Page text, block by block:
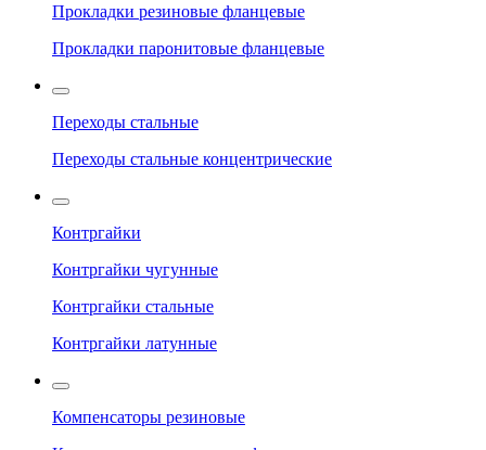
Прокладки резиновые фланцевые
Прокладки паронитовые фланцевые
Переходы стальные
Переходы стальные концентрические
Контргайки
Контргайки чугунные
Контргайки стальные
Контргайки латунные
Компенсаторы резиновые